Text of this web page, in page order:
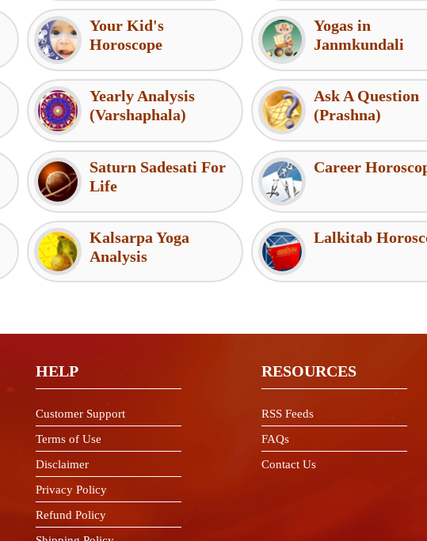
Your Kid's
Horoscope
Yogas in
Janmkundali
Yearly Analysis
(Varshaphala)
Ask A Question
(Prashna)
Saturn Sadesati For
Life
Career
Kalsarpa Yoga
Analysis
Lalkitab
HELP
Customer Support
Terms of Use
Disclaimer
Privacy Policy
Refund Policy
RESOURCES
RSS Feeds
FAQs
Contact Us